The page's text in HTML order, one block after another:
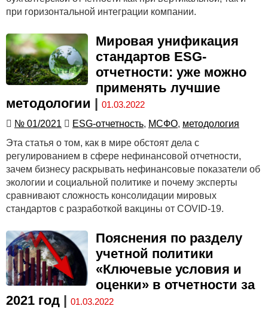
при горизонтальной интеграции компании.
Мировая унификация
стандартов ESG-
отчетности: уже можно
применять лучшие
методологии
01.03.2022
№ 01/2021
ESG-отчетность, МСФО, методология
Эта статья о том, как в мире обстоят дела с
регулированием в сфере нефинансовой отчетности,
зачем бизнесу раскрывать нефинансовые показатели об
экологии и социальной политике и почему эксперты
сравнивают сложность консолидации мировых
стандартов с разработкой вакцины от COVID-19.
Пояснения по разделу
учетной политики
«Ключевые условия и
оценки» в отчетности за
2021 год
01.03.2022